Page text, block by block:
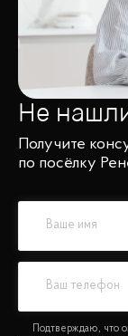
Не
Получите
по посёлку